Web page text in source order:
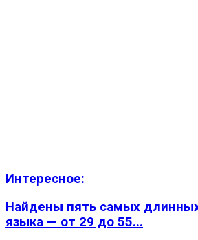
Интересное:
Найдены пять самых
языка — от 29 до 55...